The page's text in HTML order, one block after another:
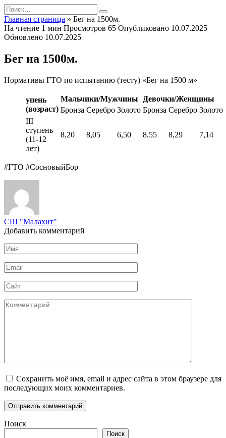
Перейти
к
содержанию
Search
for:
Главная страница » Бег на 1500м.
На чтение 1 мин Просмотров 65 Опубликовано 10.07.2025
Обновлено 10.07.2025
Бег на 1500м.
Нормативы ГТО по испытанию (тесту) «Бег на 1500 м»
упень
(возраст)
Мальчики/Мужчины
Девочки/Женщины
Бронза Серебро Золото Бронза Серебро Золото
III
ступень
(11-12
лет)
8,20 8,05 6,50 8,55 8,29 7,14
#ГТО #СосновыйБор
СШ "Малахит"
Добавить комментарий
Имя
*
Email
*
Сайт
Комментарий
Сохранить моё имя, email и адрес сайта в этом браузере для
последующих моих комментариев.
Поиск
Поиск